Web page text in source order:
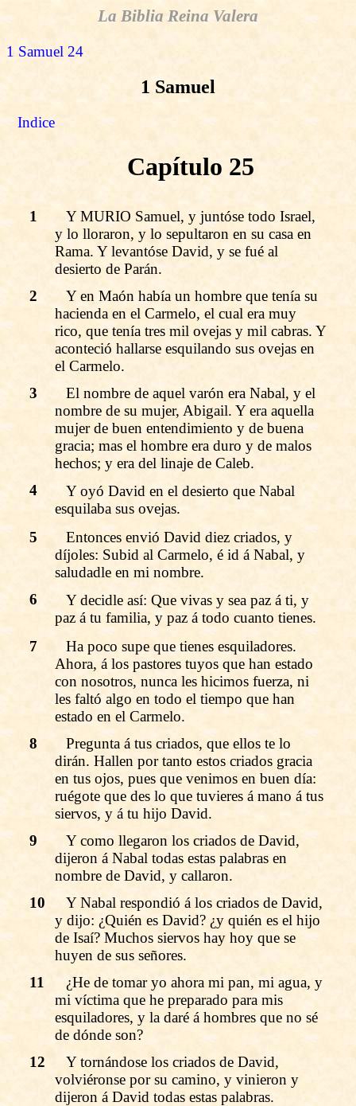
La Biblia Reina Valera
1 Samuel 24
1 Samuel
Indice
Capítulo 25
1
Y MURIO Samuel, y juntóse todo Israel,
y lo lloraron, y lo sepultaron en su casa en
Rama. Y levantóse David, y se fué al
desierto de Parán.
2
Y en Maón había un hombre que tenía su
hacienda en el Carmelo, el cual era muy
rico, que tenía tres mil ovejas y mil cabras. Y
aconteció hallarse esquilando sus ovejas en
el Carmelo.
3
El nombre de aquel varón era Nabal, y el
nombre de su mujer, Abigail. Y era aquella
mujer de buen entendimiento y de buena
gracia; mas el hombre era duro y de malos
hechos; y era del linaje de Caleb.
4
Y oyó David en el desierto que Nabal
esquilaba sus ovejas.
5
Entonces envió David diez criados, y
díjoles: Subid al Carmelo, é id á Nabal, y
saludadle en mi nombre.
6
Y decidle así: Que vivas y sea paz á ti, y
paz á tu familia, y paz á todo cuanto tienes.
7
Ha poco supe que tienes esquiladores.
Ahora, á los pastores tuyos que han estado
con nosotros, nunca les hicimos fuerza, ni
les faltó algo en todo el tiempo que han
estado en el Carmelo.
8
Pregunta á tus criados, que ellos te lo
dirán. Hallen por tanto estos criados gracia
en tus ojos, pues que venimos en buen día:
ruégote que des lo que tuvieres á mano á tus
siervos, y á tu hijo David.
9
Y como llegaron los criados de David,
dijeron á Nabal todas estas palabras en
nombre de David, y callaron.
10
Y Nabal respondió á los criados de David,
y dijo: ¿Quién es David? ¿y quién es el hijo
de Isaí? Muchos siervos hay hoy que se
huyen de sus señores.
11
¿He de tomar yo ahora mi pan, mi agua, y
mi víctima que he preparado para mis
esquiladores, y la daré á hombres que no sé
de dónde son?
12
Y tornándose los criados de David,
volviéronse por su camino, y vinieron y
dijeron á David todas estas palabras.